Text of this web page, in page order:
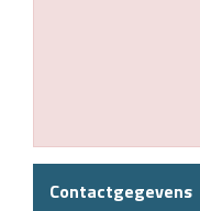
Contactgegevens